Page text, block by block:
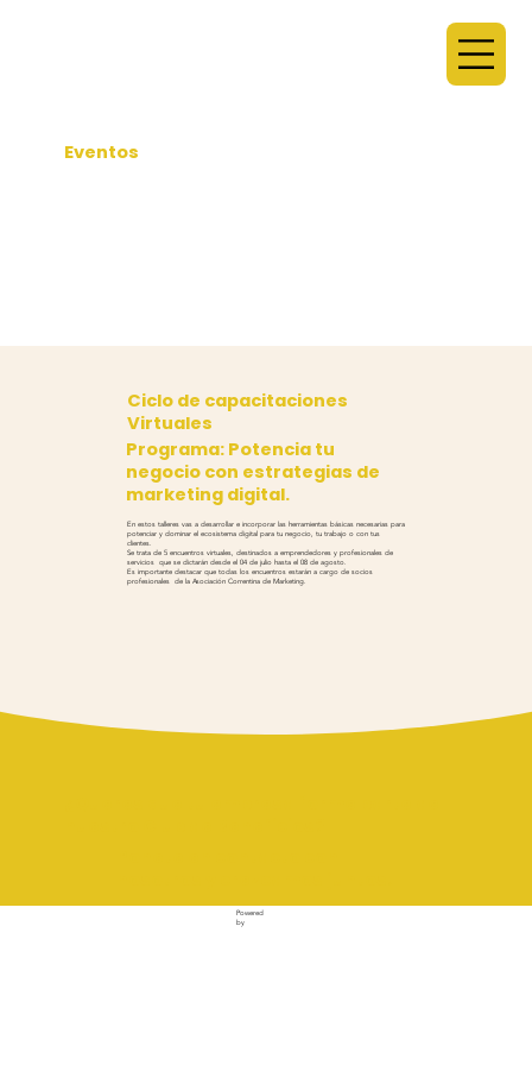
Eventos
Ciclo de capacitaciones
Virtuales
Programa: Potencia tu
negocio con estrategias de
marketing digital.
En estos talleres vas a desarrollar e incorporar las herramientas básicas necesarias para
potenciar y dominar el ecosistema digital para tu negocio, tu trabajo o con tus
clientes.
Se trata de 5 encuentros virtuales, destinados a emprendedores y profesionales de
servicios que se dictarán desde el 04 de julio hasta el 08 de agosto.
Es importante destacar que todas los encuentros estarán a cargo de socios
profesionales de la Asociación Correntina de Marketing.
Powered
by